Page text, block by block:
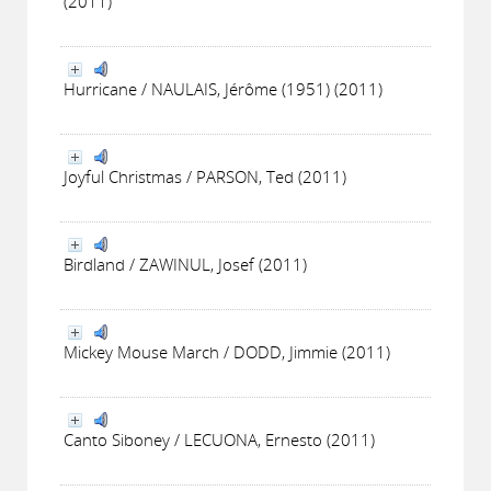
Hurricane / NAULAIS, Jérôme (1951) (2011)
Joyful Christmas / PARSON, Ted (2011)
Birdland / ZAWINUL, Josef (2011)
Mickey Mouse March / DODD, Jimmie (2011)
Canto Siboney / LECUONA, Ernesto (2011)